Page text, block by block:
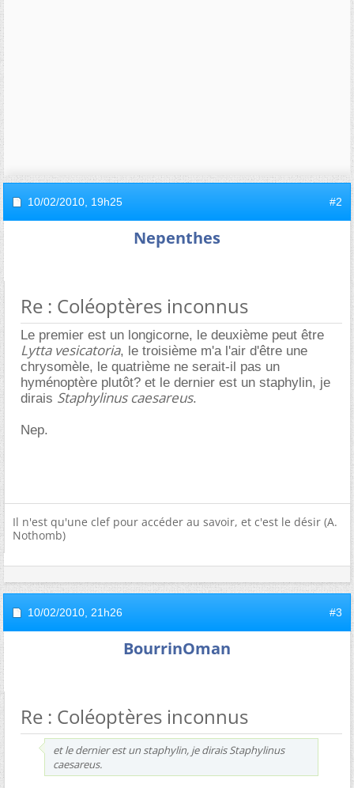
10/02/2010, 19h25 #2
Nepenthes
Re : Coléoptères inconnus
Le premier est un longicorne, le deuxième peut être
Lytta vesicatoria, le troisième m'a l'air d'être une
chrysomèle, le quatrième ne serait-il pas un
hyménoptère plutôt? et le dernier est un staphylin, je
dirais Staphylinus caesareus.
Nep.
Il n'est qu'une clef pour accéder au savoir, et c'est le désir (A.
Nothomb)
10/02/2010, 21h26 #3
BourrinOman
Re : Coléoptères inconnus
et le dernier est un staphylin, je dirais Staphylinus
caesareus.